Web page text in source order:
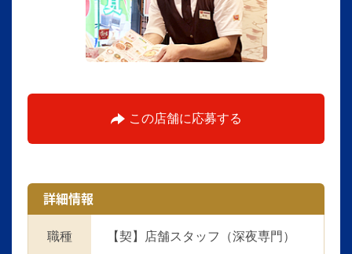
この店舗に応募する
詳細情報
職種 【契】店舗スタッフ（深夜専門）